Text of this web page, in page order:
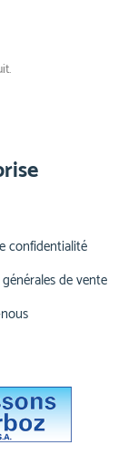
confidentialité
de vente